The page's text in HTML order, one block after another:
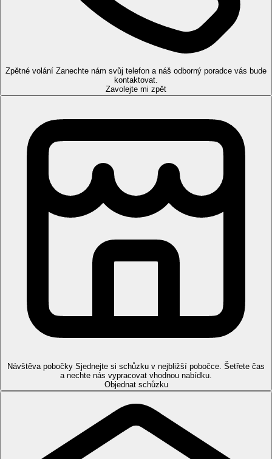
brouzdaliště, bar u bazénu, terasa na slunění, lehátka a
: koupelna, WC, vysoušeč vlasů, TV/sat., klimatizace,
balkon nebo terasa.
Pláž
Hotel cca 200 m od písečné pláže Nissi Beach a Sandy Beach.
Lehátka a slunečníky za poplatek.
Stravování
Polopenze
Snídaně a večeře formou bufetu.
snídaně, oběd a večeře formou bufetu
odpolední káva, čaj
Sportovní nabídka
Za poplatek:tenis, stolní tenis, biliárd, fitness, sauna, pára,
Zábava
Možnosti zábavy v centru letoviska.
Dětské brouzdaliště, hřiště, dětská postýlka zdarma.
Poznámka
Zpětné volání Zanechte nám svůj telefon a náš odborný poradce vás bude
kontaktovat.
Zavolejte mi zpět
Návštěva pobočky Sjednejte si schůzku v nejbližší pobočce. Šetřete čas
a nechte nás vypracovat vhodnou nabídku.
Objednat schůzku